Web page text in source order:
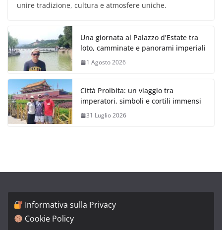
unire tradizione, cultura e atmosfere uniche.
Una giornata al Palazzo d’Estate tra
loto, camminate e panorami imperiali
1 Agosto 2026
Città Proibita: un viaggio tra
imperatori, simboli e cortili immensi
31 Luglio 2026
Informativa sulla Privacy
Cookie Policy